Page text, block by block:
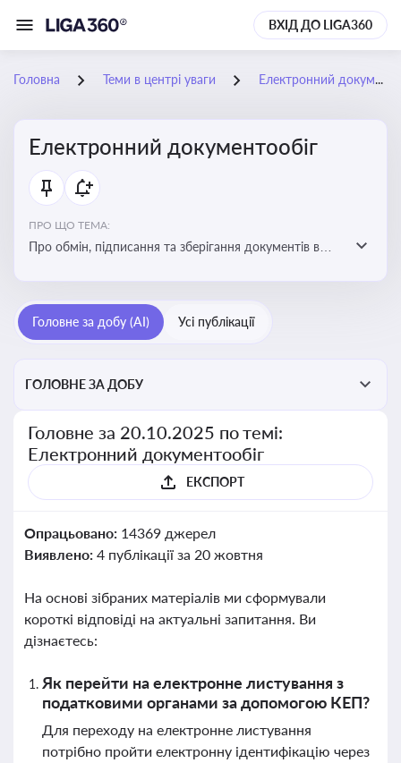
ВХІД ДО LIGA360
Головна Теми в центрі уваги Електронний документообіг
Електронний документообіг
ПРО ЩО ТЕМА:
Про обмін, підписання та зберігання документів в
Головне за добу (AI) Усі публікації
ГОЛОВНЕ ЗА ДОБУ
Головне за 20.10.2025 по темі:
Електронний документообіг
ЕКСПОРТ
Опрацьовано: 14369 джерел
Виявлено: 4 публікації за 20 жовтня
На основі зібраних матеріалів ми сформували
короткі відповіді на актуальні запитання. Ви
дізнаєтесь:
Як перейти на електронне листування з
податковими органами за допомогою КЕП?
Для переходу на електронне листування
потрібно пройти електронну ідентифікацію через